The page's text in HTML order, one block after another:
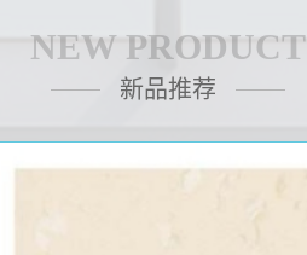
NEW PRODUCT
新品推荐